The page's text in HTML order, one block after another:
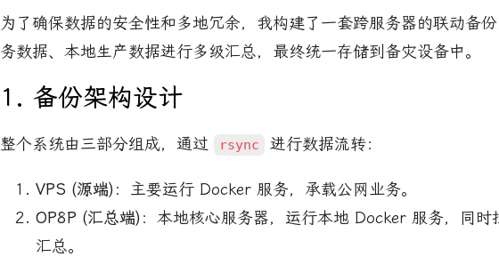
为了确保数据的安全性和多地冗余，我构建了一套跨服务器的联动备
务数据、本地生产数据进行多级汇总，最终统一存储到备灾设备中。
1. 备份架构设计
整个系统由三部分组成，通过 rsync 进行数据流转：
VPS (源端)：主要运行 Docker 服务，承载公网业务。
OP8P (汇总端)：本地核心服务器，运行本地 Docker 服务，同时
汇总。